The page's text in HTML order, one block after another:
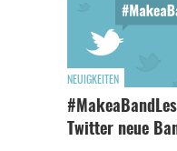
NEUIGKEITEN
Twitter neue